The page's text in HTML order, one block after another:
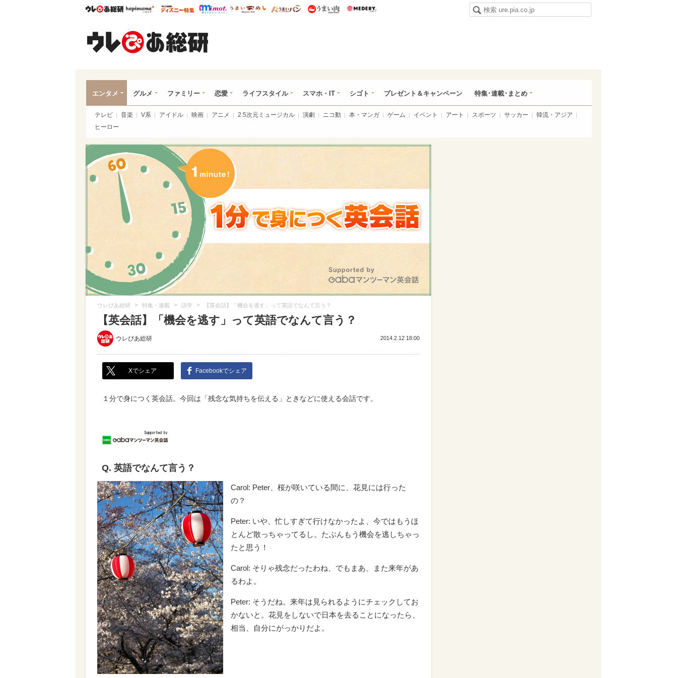
ウレぴあ総研ハピママ* ウレぴあ総研 ディズニー特集
mimot. うまいめし うまいパン うまい肉
エンタメ グルメ ファミリー 恋愛 ライフスタイル スマホ・IT シゴト プレゼント＆キャンペーン 特集･連載･まとめ
テレビ 音楽 V系 アイドル 映画 アニメ 2.5次元ミュージカル 演劇 ニコ動 本・マンガ ゲーム イベント アート スポーツ サッカー
韓流・アジア
ヒーロー
ウレぴあ総研 > 特集・連載 > 語学 > 【英会話】「機会を逃す」って英語でなんて言う？
【英会話】「機会を逃す」って英語でなんて言う？
ウレぴあ総研 2014.2.12 18:00
Xでシェア Facebookでシェア
１分で身につく英会話。今回は「残念な気持ちを伝える」ときなどに使える会話です。
Q. 英語でなんて言う？
Carol: Peter、桜が咲いている間に、花見には行った
の？
Peter: いや、忙しすぎて行けなかったよ、今ではもうほ
とんど散っちゃってるし。たぶんもう機会を逃しちゃっ
たと思う！
Carol: そりゃ残念だったわね、でもまあ、また来年があ
るわよ。
Peter: そうだね。来年は見られるようにチェックしてお
かないと。花見をしないで日本を去ることになったら、
相当、自分にがっかりだよ。